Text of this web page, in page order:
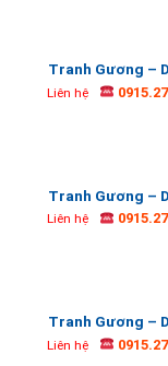
Tranh Gương –
Liên hệ
Tranh Gương –
Liên hệ
Tranh Gương –
Liên hệ